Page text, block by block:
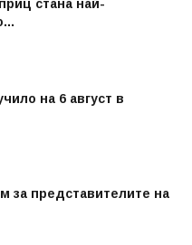
стана най-
на 6 август в
за представителите на